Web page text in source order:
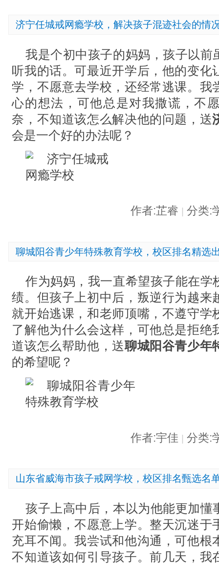
济宁任城戒网瘾学校，解决孩子混迹社会的情
我是个初中孩子的妈妈，孩子以前
听我的话。可最近开学后，他的变化
学，不愿意去学校，还经常逃课。我
心的想法，可他总是对我撒谎，不
奈，不知道该怎么解决他的问题，送
会是一个好的办法呢？
作者:芷睿 分类:
聊城阳谷青少年特殊教育学校，校区排名精选
作为妈妈，我一直希望孩子能在学
绩。但孩子上初中后，叛逆行为越来
就开始逃课，和老师顶嘴，不遵守学
了解他为什么会这样，可他总是拒绝
道该怎么帮助他，送聊城阳谷青少年
的希望呢？
作者:宇佳 分类:
山东省威海市孩子戒网学校，校区排名甄选名
孩子上高中后，本以为他能更加懂
开始偷懒，不愿意上学。整天沉迷于
充耳不闻。我尝试和他沟通，可他根
不知道该如何引导孩子。前几天，我